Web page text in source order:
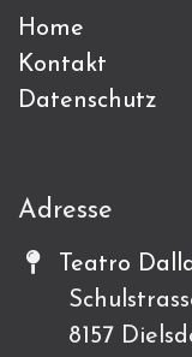
Home
Kontakt
Datenschutz
Adresse
Teatro
8157